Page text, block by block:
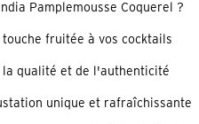
Pamplemousse Coquerel ?
fruitée à vos cocktails
la qualité et de l'authenticité
unique et rafraîchissante